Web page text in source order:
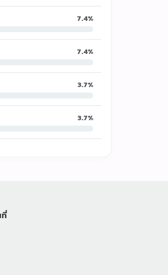
7.4%
7.4%
3.7%
3.7%